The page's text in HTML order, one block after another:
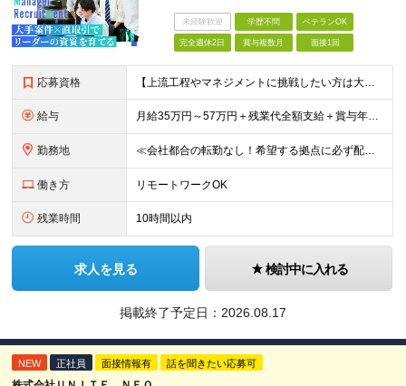
未経験歓迎 学歴不問 ベテランOK
完全週休2日 賞与複数月 面接1回
応募資格 【上流工程やマネジメントに挑戦したい方は大歓迎です！】 ★開発エンジニアとしての実務経験をお持ちの方 ★上記に加え、下記いずれかに該当する方 ・チームのリーダー／サブリーダーの経験をお持ちの方 ・教育
給与 月給35万円～57万円＋残業代全額支給＋賞与年3.45ヵ月(リーダー経験者) 月給32万円～43万円＋残業代全額支給＋賞与年3.45ヵ月(実務経験者) 入社時想定年収： 490万円～798万円(リー
勤務地 ≪会社都合の転勤なし！希望する拠点に必ず配属します。新潟Uターン・Iターン大歓迎！≫ 首都圏(東京、神奈川、千葉、埼玉)または新潟市、長岡市周辺のお客様先または各拠点での勤務となります。 ■東京支社
働き方 リモートワークOK
残業時間 10時間以内
求人を見る 検討中に入れる
掲載終了予定日： 2026.08.17
NEW 正社員 面接情報有 話を聞きたい応募可